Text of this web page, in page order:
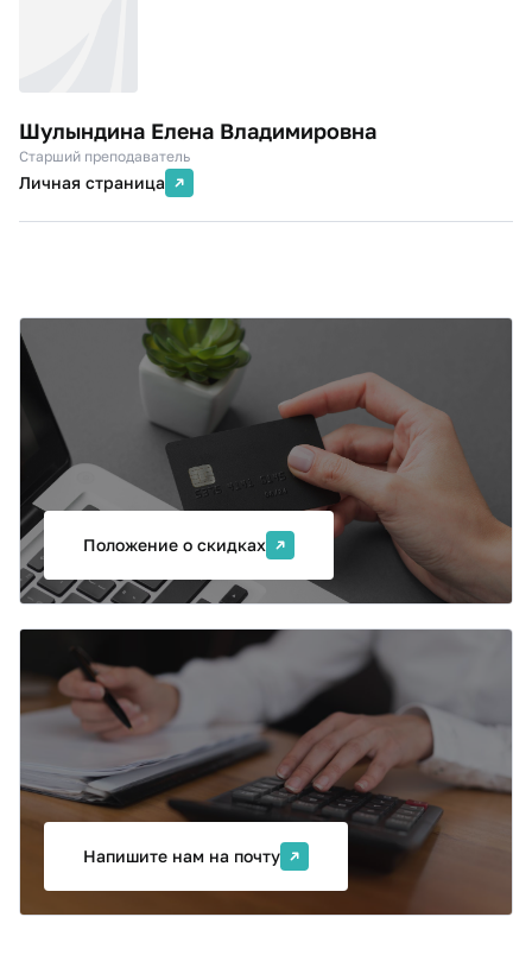
Шулындина Елена Владимировна
Старший преподаватель
Личная страница
Оплата и налоговый вычет
Возможна поэтапная оплата, оплата из средств
материнского капитала, скидки на обучение в
соответствии с Положением о скидках. После
обучения Вы можете получить налоговый вычет до
13% стоимости программы.
Положение о скидках
Коллективная заявка
Если вы хотите обучить несколько сотрудников
вашей организации, направьте нам заявку на
корпоративное обучение. Мы поможем подобрать
оптимальный формат обучения, ответим на вопросы
и подготовим предложение с учетом ваших задач.
Напишите нам на почту